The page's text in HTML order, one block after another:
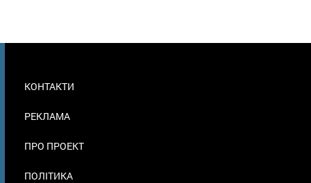
В
КОНТАКТИ
РЕКЛАМА
ПРО ПРОЕКТ
ПОЛІТИКА